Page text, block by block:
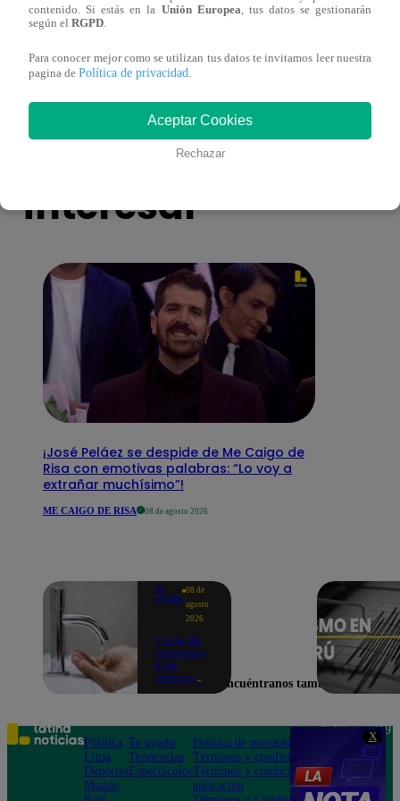
X
más unidas que nunca?
También te puede
interesar
¡José Peláez se despide de Me Caigo de
Risa con emotivas palabras: “Lo voy a
extrañar muchísimo”!
ME CAIGO DE RISA 08 de agosto 2026
Te
ayudo
08 de
agosto
2026
Corte de
agua hoy,
8 de
agosto:
sin el
servicio de
Sedapal
contenido. Si estás en la Unión Europea, tus datos se gestionarán
según el RGPD.
Para conocer mejor como se utilizan tus datos te invitamos leer nuestra
pagina de Política de privacidad.
Aceptar Cookies
Rechazar
Encuéntranos también en
Política
Lima
Deportes
Mundo
Te ayudo
Tendencias
Espectáculos
Política de privacidad
Términos y condiciones
Términos y condiciones
aplicación
Teléfono: 219
Av. San
Felipe 968
Jesús María